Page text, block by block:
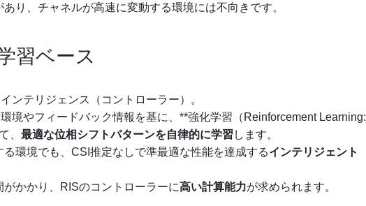
あり、チャネルが高速に変動する環境には不向きです。
習ベース
ンテリジェンス（コントローラー）。
境やフィードバック情報を基に、**強化学習（Reinforcement Learning:
、 最適な位相シフトパターンを自律的に学習 します。
環境でも、CSI推定なしで準最適な性能を達成するインテリジェント
かかり、RISのコントローラーに高い計算能力が求められます。